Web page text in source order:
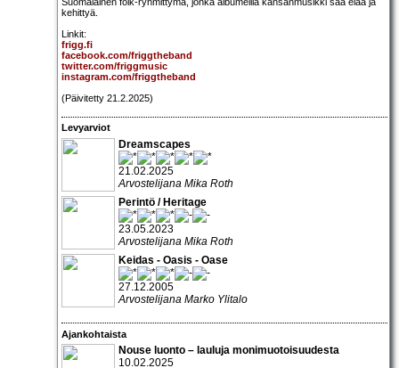
kehittyä.
Linkit:
frigg.fi
facebook.com/friggtheband
twitter.com/friggmusic
instagram.com/friggtheband
(Päivitetty 21.2.2025)
Levyarviot
Dreamscapes
21.02.2025
Arvostelijana Mika Roth
Perintö / Heritage
23.05.2023
Arvostelijana Mika Roth
Keidas - Oasis - Oase
27.12.2005
Arvostelijana Marko Ylitalo
Ajankohtaista
Nouse luonto – lauluja monimuotoisuudesta
10.02.2025